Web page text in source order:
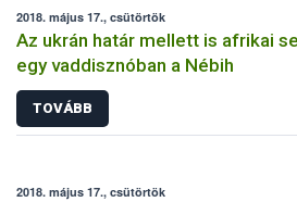
2018. május 17., csütörtök
Az ukrán határ mellett is afrikai
egy vaddisznóban a Nébih
TOVÁBB
2018. május 17., csütörtök